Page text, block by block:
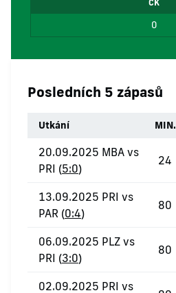
ČK
0
Posledních 5 zápasů
Utkání MIN.
20.09.2025 MBA vs
PRI (5:0)
24
13.09.2025 PRI vs
PAR (0:4)
80
06.09.2025 PLZ vs
PRI (3:0)
80
02.09.2025 PRI vs